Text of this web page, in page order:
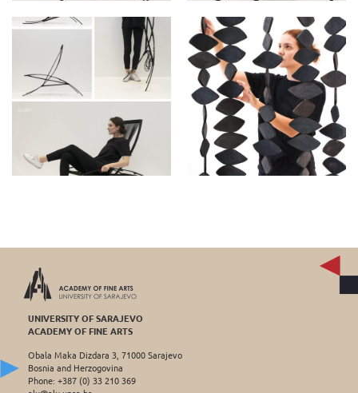
UNIVERSITY OF SARAJEVO
ACADEMY OF FINE ARTS
Obala Maka Dizdara 3, 71000 Sarajevo
Bosnia and Herzogovina
Phone: +387 (0) 33 210 369